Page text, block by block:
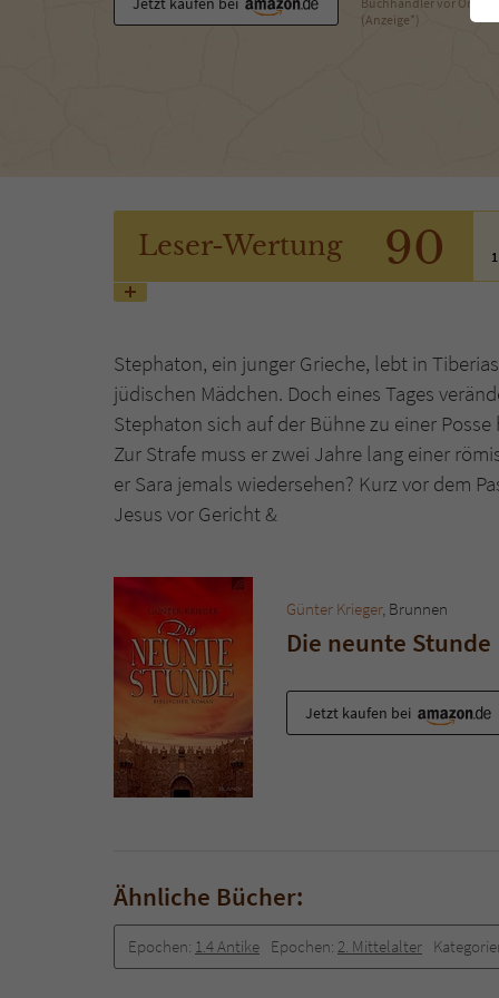
(Anzeige*)
Leser-Wertung 90
1
Stephaton, ein junger Grieche, lebt in
jüdischen Mädchen. Doch eines Tages
Stephaton sich auf der Bühne zu einer
Zur Strafe muss er zwei Jahre lang einer
er Sara jemals wiedersehen? Kurz vor dem
Jesus vor Gericht &
Günter Krieger, Brunnen
Die neunte Stunde
Jetzt kaufen bei
Ähnliche Bücher:
Epochen: 1.4 Antike Epochen: 2. Mittelalter